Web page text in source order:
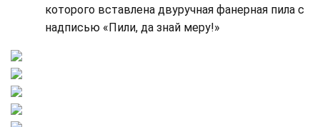
которого вставлена двуручная фанерная пила с
надписью «Пили, да знай меру!»